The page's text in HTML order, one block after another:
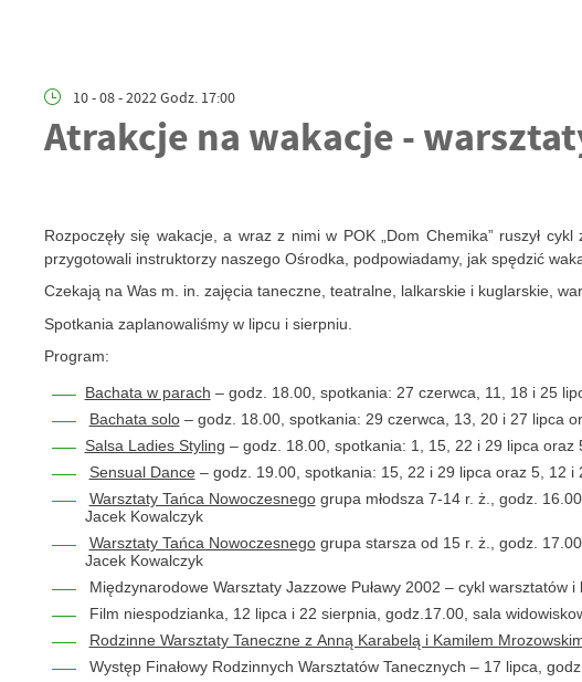
10 - 08 - 2022 Godz. 17:00
Atrakcje na wakacje -
Rozpoczęły się wakacje, a wraz z nimi w POK „Dom Chemika” ruszył
przygotowali instruktorzy naszego Ośrodka, podpowiadamy, jak spędzić
Czekają na Was m. in. zajęcia taneczne, teatralne, lalkarskie i kuglarskie,
Spotkania zaplanowaliśmy w lipcu i sierpniu.
Program:
Bachata w parach – godz. 18.00, spotkania: 27 czerwca, 11, 18 i 25
Bachata solo– godz. 18.00, spotkania: 29 czerwca, 13, 20 i 27 lipca
Salsa Ladies Styling – godz. 18.00, spotkania: 1, 15, 22 i 29 lipca
Sensual Dance– godz. 19.00, spotkania: 15, 22 i 29 lipca oraz 5, 12 i
Warsztaty Tańca Nowoczesnegogrupa młodsza 7-14 r. ż., godz.
Jacek Kowalczyk
Warsztaty Tańca Nowoczesnegogrupa starsza od 15 r. ż., godz.
Jacek Kowalczyk
Międzynarodowe Warsztaty Jazzowe Puławy 2002 – cykl warsztatów
Film niespodzianka, 12 lipca i 22 sierpnia, godz.17.00, sala
Rodzinne Warsztaty Taneczne z Anną Karabelą i Kamilem
Występ Finałowy Rodzinnych Warsztatów Tanecznych – 17 lipca,